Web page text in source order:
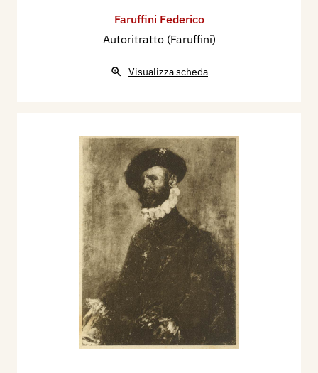
Faruffini Federico
Autoritratto (Faruffini)
Visualizza scheda